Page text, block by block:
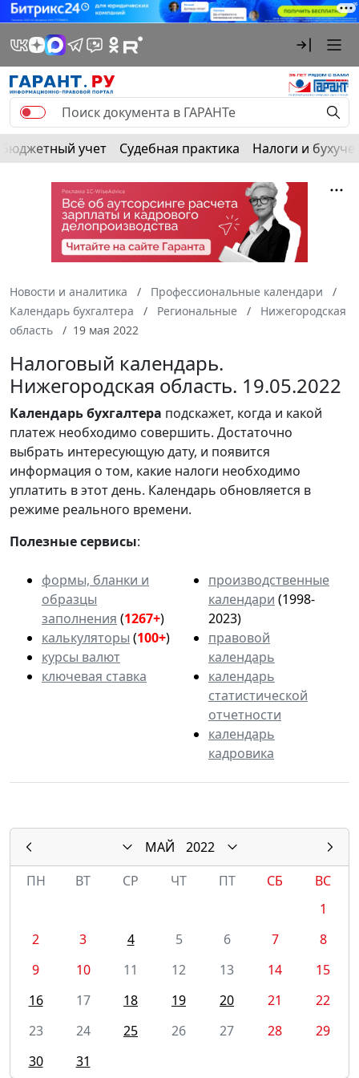
Бюджетный учет Судебная практика Налоги и
Новости и аналитика
Профессиональные календари
Календарь бухгалтера
Региональные
Нижегородская
область
19 мая 2022
Налоговый календарь.
Нижегородская область. 19.05.2022
Календарьбухгалтера подскажет, когда и какой
платеж необходимо совершить. Достаточно
выбрать интересующую дату, и появится
информация о том, какие налоги необходимо
уплатить в этот день. Календарь обновляется в
режиме реального времени.
Полезные сервисы:
формы, бланки и
образцы
заполнения (1267+)
калькуляторы (100+)
курсы валют
ключевая ставка
производственные
календари (1998-
2023)
правовой
календарь
календарь
статистической
отчетности
календарь
кадровика
МАЙ
2022
ПН
ВТ СР ЧТ ПТ СБ
ВС
1
2
3 4 5 6 7
8
9
10 11 12 13 14
15
16
17 18 19 20 21
22
23
24 25 26 27 28
29
30
31